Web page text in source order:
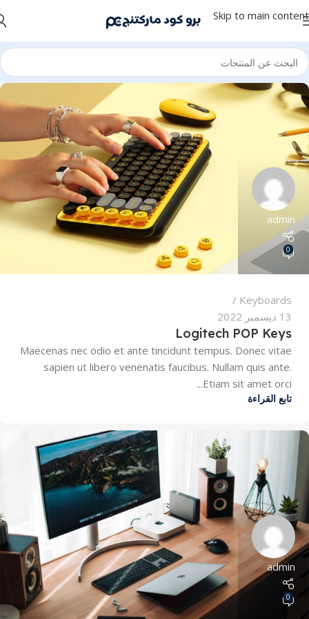
Skip to main content
admin
0
Keyboards
13 ديسمبر 2022
Logitech POP Keys
Maecenas nec odio et ante tincidunt tempus. Donec vitae
sapien ut libero venenatis faucibus. Nullam quis ante.
Etiam sit amet orci...
تابع القراءة
admin
0